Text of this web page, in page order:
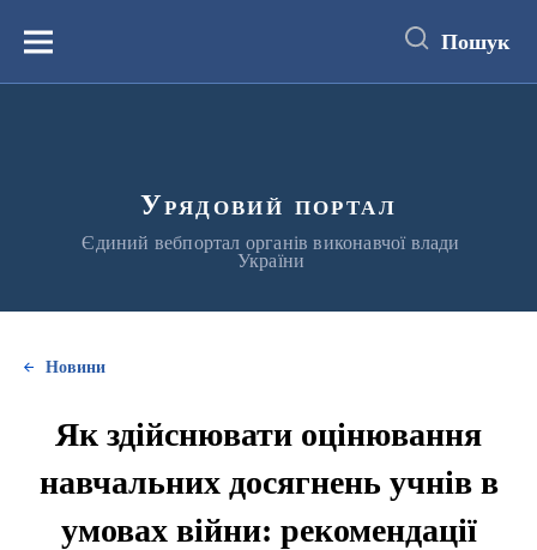
вмістуМеню Пошук
Урядовий портал
Єдиний вебпортал органів виконавчої влади
України
Новини
Як здійснювати оцінювання
навчальних досягнень учнів в
умовах війни: рекомендації